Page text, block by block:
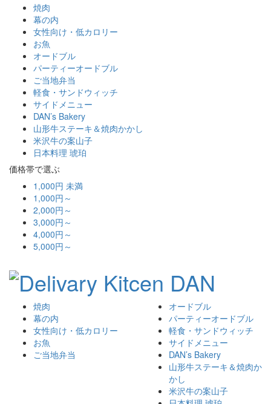
焼肉
幕の内
女性向け・低カロリー
お魚
オードブル
パーティーオードブル
ご当地弁当
軽食・サンドウィッチ
サイドメニュー
DAN’s Bakery
山形牛ステーキ＆焼肉かかし
米沢牛の案山子
日本料理 琥珀
価格帯で選ぶ
1,000円 未満
1,000円～
2,000円～
3,000円～
4,000円～
5,000円～
焼肉
幕の内
女性向け・低カロリー
お魚
ご当地弁当
オードブル
パーティーオードブル
軽食・サンドウィッチ
サイドメニュー
DAN’s Bakery
山形牛ステーキ＆焼肉か
かし
米沢牛の案山子